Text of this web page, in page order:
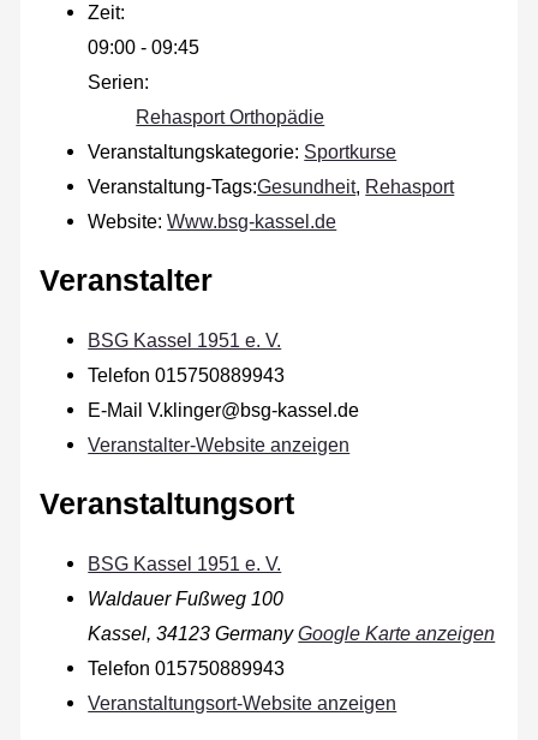
Zeit:
09:00 - 09:45
Serien:
Rehasport Orthopädie
Veranstaltungskategorie: Sportkurse
Veranstaltung-Tags:Gesundheit, Rehasport
Website: Www.bsg-kassel.de
Veranstalter
BSG Kassel 1951 e. V.
Telefon015750889943
E-MailV.klinger@bsg-kassel.de
Veranstalter-Website anzeigen
Veranstaltungsort
BSG Kassel 1951 e. V.
Waldauer Fußweg 100
Kassel, 34123 Germany Google Karte anzeigen
Telefon 015750889943
Veranstaltungsort-Website anzeigen